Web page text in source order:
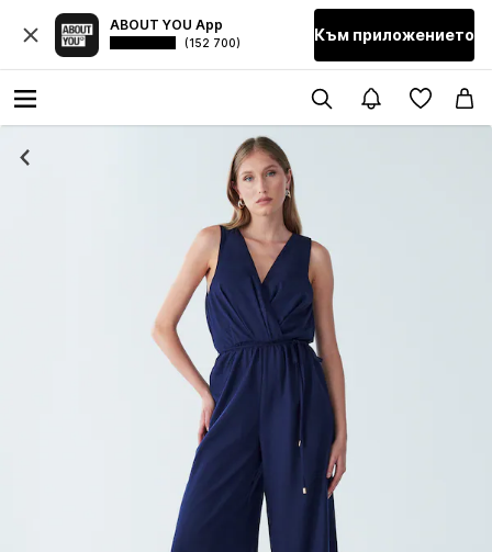
ABOUT YOU App
(152 700) Към приложението